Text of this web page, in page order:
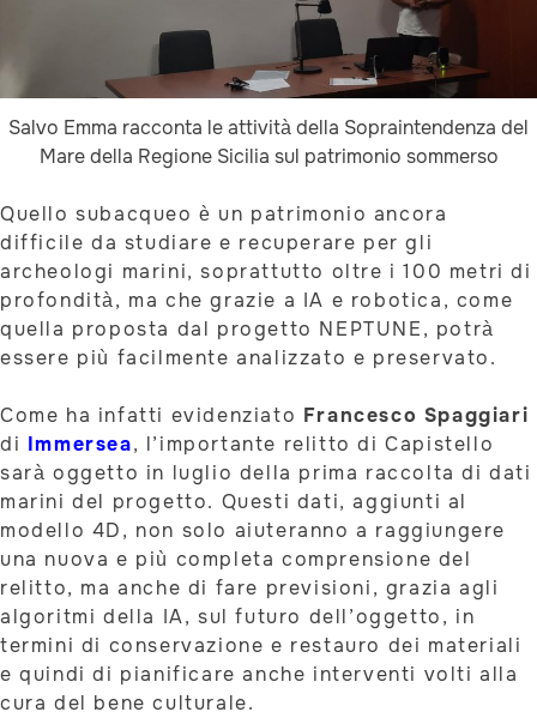
Salvo Emma racconta le attività della Sopraintendenza del
Mare della Regione Sicilia sul patrimonio sommerso
Quello subacqueo è un patrimonio ancora
difficile da studiare e recuperare per gli
archeologi marini, soprattutto oltre i 100 metri di
profondità, ma che grazie a IA e robotica, come
quella proposta dal progetto NEPTUNE, potrà
essere più facilmente analizzato e preservato.
Come ha infatti evidenziato Francesco Spaggiari
di Immersea, l’importante relitto di Capistello
sarà oggetto in luglio della prima raccolta di dati
marini del progetto. Questi dati, aggiunti al
modello 4D, non solo aiuteranno a raggiungere
una nuova e più completa comprensione del
relitto, ma anche di fare previsioni, grazia agli
algoritmi della IA, sul futuro dell’oggetto, in
termini di conservazione e restauro dei materiali
e quindi di pianificare anche interventi volti alla
cura del bene culturale.